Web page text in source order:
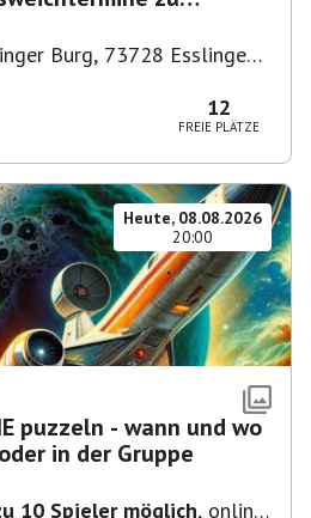
Burg, 73728 Esslingen
12
FREIE PLÄTZE
Heute, 08.08.2026
20:00
puzzeln - wann und wo
in der Gruppe
10 Spieler möglich, online